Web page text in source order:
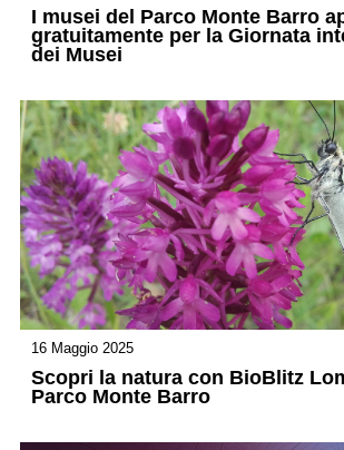
I musei del Parco Monte Barro
gratuitamente per la Giornata
dei Musei
16 Maggio 2025
Scopri la natura con BioBlitz
Parco Monte Barro